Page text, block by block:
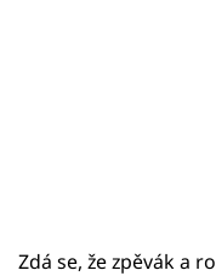
Zdá se, že zpěvák a